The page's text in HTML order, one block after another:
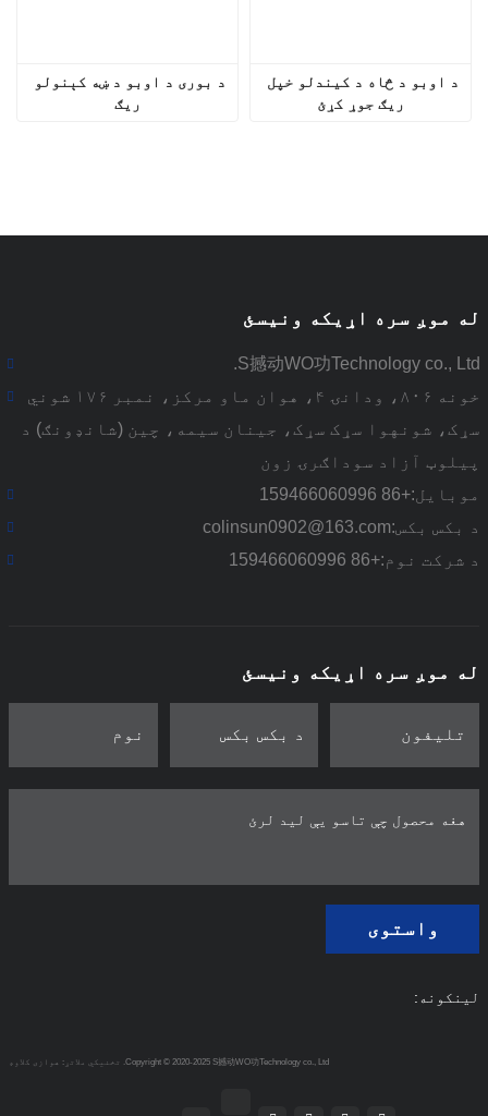
ریګ
ریګ جوړ کړئ
له موږ سره اړیکه ونیسئ
S撼动WO功Technology co., Ltd.
خونه ۸۰۶، ودانۍ ۴، هوان ماو مرکز، نمبر ۱۷۶ شوني
سړک، شونهوا سړک سړک، جینان سیمه، چین (شانډونګ) د
پیلوټ آزاد سوداګرۍ زون
موبایل:+86 159466060996
د بکس بکس:colinsun0902@163.com
د شرکت نوم:+86 159466060996
له موږ سره اړیکه ونیسئ
واستوی
لینکونه:
Copyright © 2020-2025 S撼动WO功Technology co., Ltd. تخنیکي ملاتړ: هوازی کلاوډ